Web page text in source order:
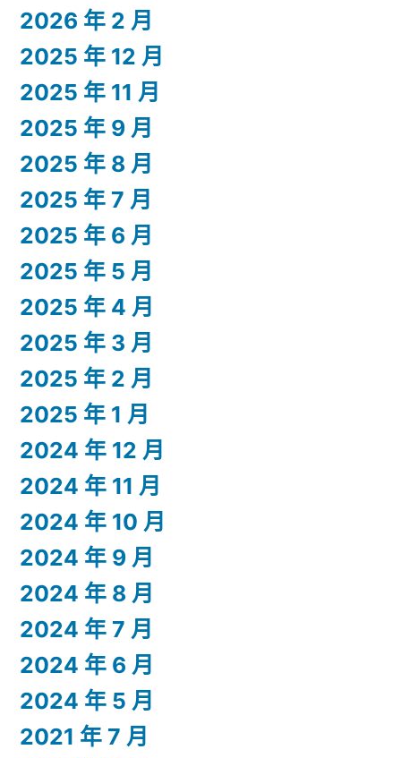
2026 年 2 月
2025 年 12 月
2025 年 11 月
2025 年 9 月
2025 年 8 月
2025 年 7 月
2025 年 6 月
2025 年 5 月
2025 年 4 月
2025 年 3 月
2025 年 2 月
2025 年 1 月
2024 年 12 月
2024 年 11 月
2024 年 10 月
2024 年 9 月
2024 年 8 月
2024 年 7 月
2024 年 6 月
2024 年 5 月
2021 年 7 月